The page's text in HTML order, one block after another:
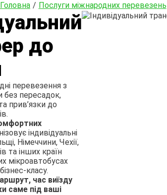
Головна Послуги міжнародних перевезень
до
перевезення з
без пересадок,
прив’язки до
індивідуальні
Німеччини, Чехії,
та інших країн
мікроавтобусах
класу.
час виїзду
саме під ваші